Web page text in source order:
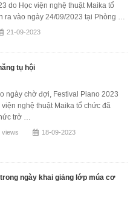
do Học viện nghệ thuật Maika tổ
ra vào ngày 24/09/2023 tại Phòng …
21-09-2023
tụ hội
ngày chờ đợi, Festival Piano 2023
viện nghệ thuật Maika tổ chức đã
trở …
views 18-09-2023
ngày khai giảng lớp múa cơ